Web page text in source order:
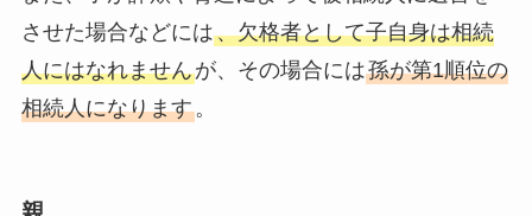
させた場合などには、欠格者として子自身は相続
人にはなれませんが、その場合には孫が第1順位の
相続人になります。